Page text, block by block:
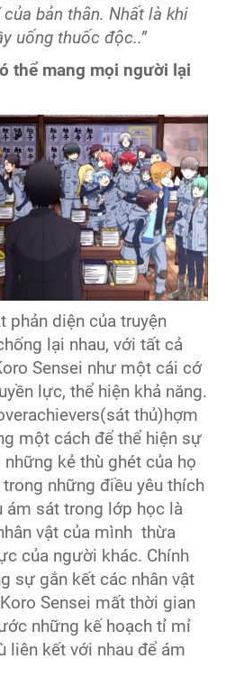
bản thân. Nhất là khi
uống thuốc độc..”
thể mang mọi người lại
phản diện của truyện
lại nhau, với tất cả
Sensei như một cái cớ
lực, thể hiện khả năng.
thủ)hợm
một cách để thể hiện sự
kẻ thù ghét của họ
những điều yêu thích
ám sát trong lớp học là
vật của mình thừa
của người khác. Chính
sự gắn kết các nhân vật
Sensei mất thời gian
những kế hoạch tỉ mỉ
liên kết với nhau để ám